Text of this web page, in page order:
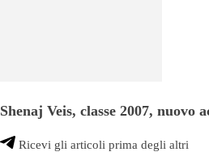
Shenaj Veis, classe 2007, nuovo
Ricevi gli articoli prima degli altri